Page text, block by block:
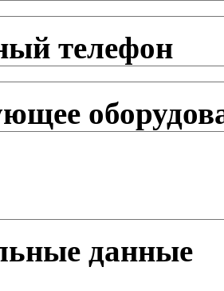
телефон
данные